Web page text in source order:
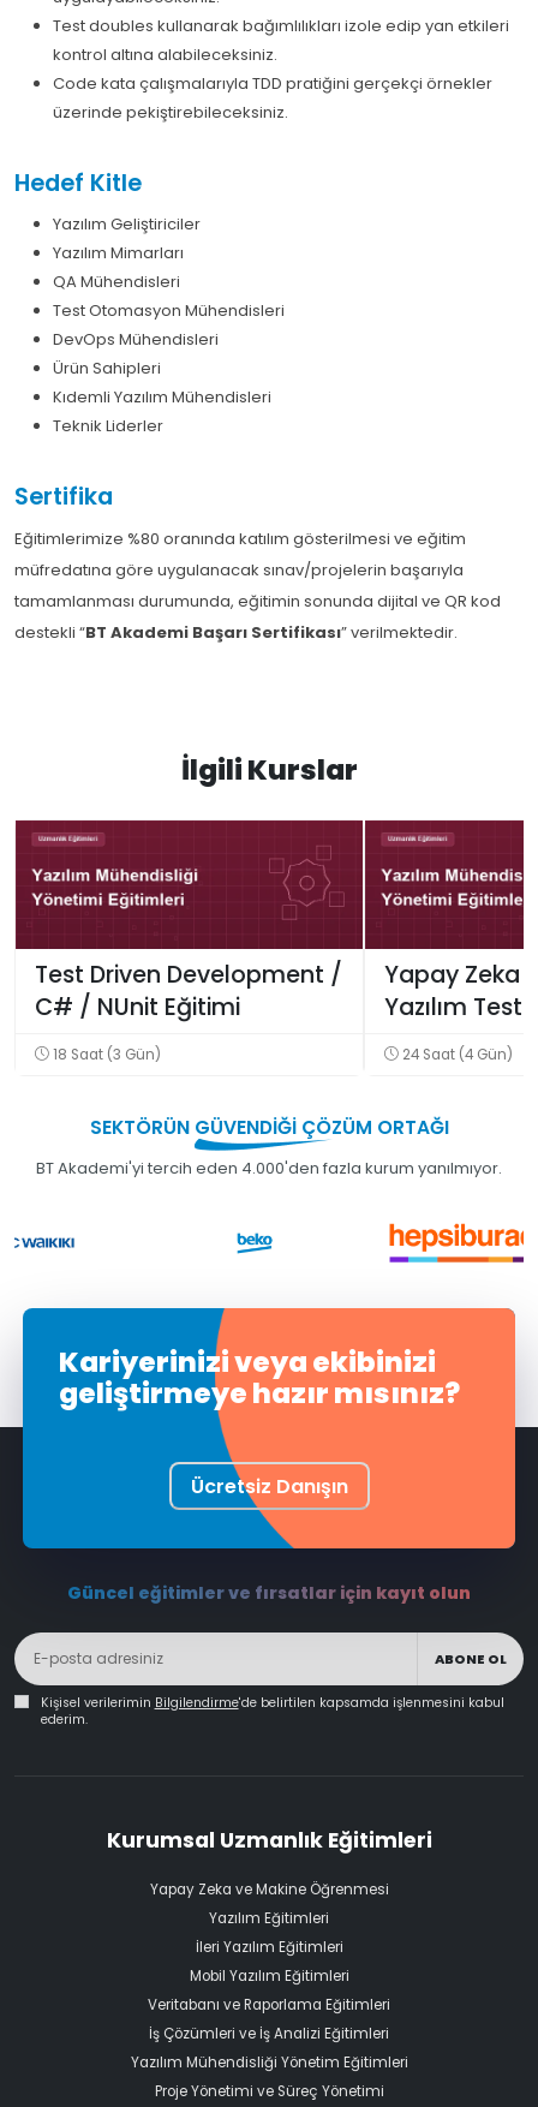
Test doubles kullanarak bağımlılıkları izole edip yan etkileri
kontrol altına alabileceksiniz.
Code kata çalışmalarıyla TDD pratiğini gerçekçi örnekler
üzerinde pekiştirebileceksiniz.
Hedef Kitle
Yazılım Geliştiriciler
Yazılım Mimarları
QA Mühendisleri
Test Otomasyon Mühendisleri
DevOps Mühendisleri
Ürün Sahipleri
Kıdemli Yazılım Mühendisleri
Teknik Liderler
Sertifika
Eğitimlerimize %80 oranında katılım gösterilmesi ve eğitim
müfredatına göre uygulanacak sınav/projelerin başarıyla
tamamlanması durumunda, eğitimin sonunda dijital ve QR kod
destekli “BT Akademi Başarı Sertifikası” verilmektedir.
İlgili Kurslar
Test Driven Development /
C# / NUnit Eğitimi
18 Saat (3 Gün)
Yapay Zeka
Yazılım
24 Saat (4 Gün)
SEKTÖRÜN GÜVENDİĞİÇÖZÜM ORTAĞI
BT Akademi'yi tercih eden 4.000'den fazla kurum yanılmıyor.
Kariyerinizi veya ekibinizi
geliştirmeye hazır mısınız?
Ücretsiz Danışın
Güncel eğitimler ve fırsatlar için kayıt olun
ABONE OL
Kişisel verilerimin Bilgilendirme'de belirtilen kapsamda işlenmesini kabul
ederim.
Kurumsal Uzmanlık Eğitimleri
Yapay Zeka ve Makine Öğrenmesi
Yazılım Eğitimleri
İleri Yazılım Eğitimleri
Mobil Yazılım Eğitimleri
Veritabanı ve Raporlama Eğitimleri
İş Çözümleri ve İş Analizi Eğitimleri
Yazılım Mühendisliği Yönetim Eğitimleri
Proje Yönetimi ve Süreç Yönetimi